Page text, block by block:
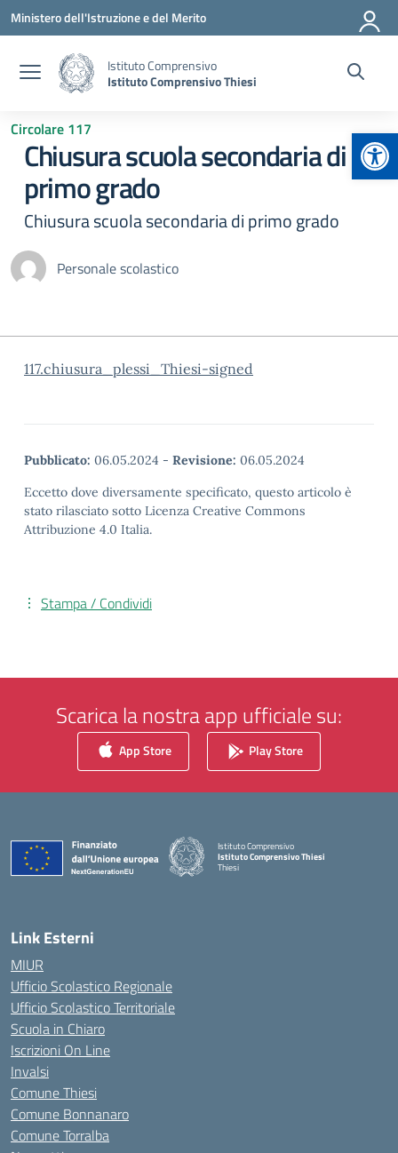
Vai ai contenuti
Vai al menu di navigazione
Vai al footer
Ministero dell'Istruzione e del Merito
Istituto Comprensivo
Istituto Comprensivo Thiesi
Circolare 117
Chiusura scuola secondaria di
primo grado
Chiusura scuola secondaria di primo grado
Personale scolastico
117.chiusura_plessi_Thiesi-signed
Pubblicato: 06.05.2024 - Revisione: 06.05.2024
Eccetto dove diversamente specificato, questo articolo è
stato rilasciato sotto Licenza Creative Commons
Attribuzione 4.0 Italia.
Stampa / Condividi
Scarica la nostra app ufficiale su:
App Store Play Store
Istituto Comprensivo
Istituto Comprensivo Thiesi
Thiesi
Link Esterni
MIUR
Ufficio Scolastico Regionale
Ufficio Scolastico Territoriale
Scuola in Chiaro
Iscrizioni On Line
Invalsi
Comune Thiesi
Comune Bonnanaro
Comune Torralba